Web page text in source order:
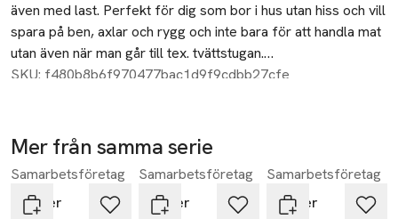
även med last. Perfekt för dig som bor i hus utan hiss och vill
spara på ben, axlar och rygg och inte bara för att handla mat
utan även när man går till tex. tvättstugan.
2LRSG
Du kan enkelt ta av hjulen så blir vagnen ännu mindre vid
förvaring.
SKU: f480b8b6f970477bac1d9f9cdbb27cfe
Mer från samma serie
Hoppa över bildspelet
Samarbetsföretag
Rolser
Samarbetsföretag
Rolser
Samarbetsföretag
Rolser